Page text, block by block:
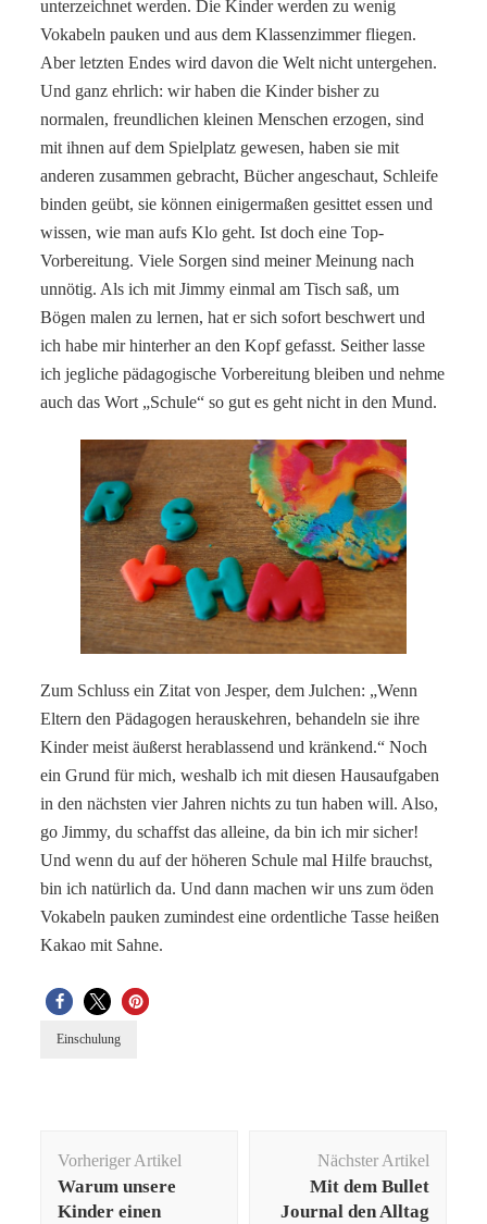
unterzeichnet werden. Die Kinder werden zu wenig
Vokabeln pauken und aus dem Klassenzimmer fliegen.
Aber letzten Endes wird davon die Welt nicht untergehen.
Und ganz ehrlich: wir haben die Kinder bisher zu
normalen, freundlichen kleinen Menschen erzogen, sind
mit ihnen auf dem Spielplatz gewesen, haben sie mit
anderen zusammen gebracht, Bücher angeschaut, Schleife
binden geübt, sie können einigermaßen gesittet essen und
wissen, wie man aufs Klo geht. Ist doch eine Top-
Vorbereitung. Viele Sorgen sind meiner Meinung nach
unnötig. Als ich mit Jimmy einmal am Tisch saß, um
Bögen malen zu lernen, hat er sich sofort beschwert und
ich habe mir hinterher an den Kopf gefasst. Seither lasse
ich jegliche pädagogische Vorbereitung bleiben und nehme
auch das Wort „Schule“ so gut es geht nicht in den Mund.
Zum Schluss ein Zitat von Jesper, dem Julchen: „Wenn
Eltern den Pädagogen herauskehren, behandeln sie ihre
Kinder meist äußerst herablassend und kränkend.“ Noch
ein Grund für mich, weshalb ich mit diesen Hausaufgaben
in den nächsten vier Jahren nichts zu tun haben will. Also,
go Jimmy, du schaffst das alleine, da bin ich mir sicher!
Und wenn du auf der höheren Schule mal Hilfe brauchst,
bin ich natürlich da. Und dann machen wir uns zum öden
Vokabeln pauken zumindest eine ordentliche Tasse heißen
Kakao mit Sahne.
Einschulung
Vorheriger Artikel
Warum unsere
Kinder einen
Nächster Artikel
Mit dem Bullet
Journal den Alltag